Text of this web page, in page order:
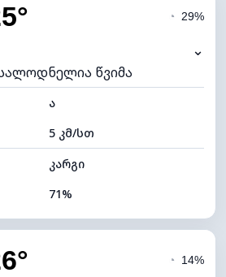
9 კმ
4 (მკრთალი)
6320 მ
◔ 29%
⌄
წვიმა
ა
5 კმ/სთ
კარგი
71%
◔ 14%